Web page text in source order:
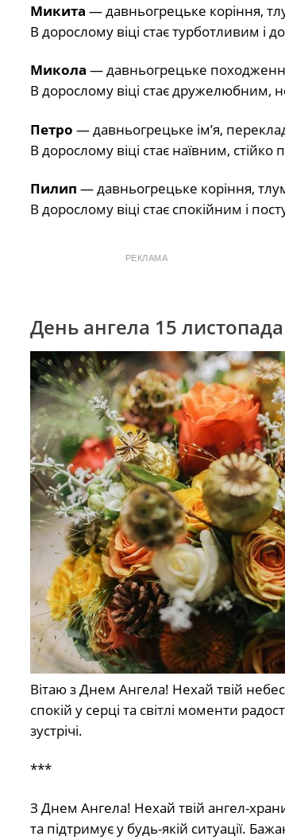
Микита — давньогрецьке коріння,
В дорослому віці стає турботливим і
Микола — давньогрецьке
В дорослому віці стає дружелюбним,
Петро — давньогрецьке ім’я,
В дорослому віці стає наївним, стійко
Пилип — давньогрецьке коріння,
В дорослому віці стає спокійним і
РЕКЛАМА
День ангела 15
Вітаю з Днем Ангела! Нехай твій
спокій у серці та світлі моменти
зустрічі.
***
З Днем Ангела! Нехай твій ангел-
та підтримує у будь-якій ситуації.